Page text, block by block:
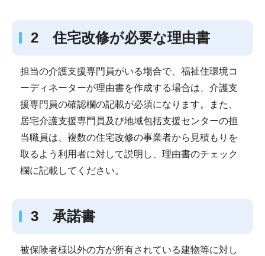
2 住宅改修が必要な理由書
担当の介護支援専門員がいる場合で、福祉住環境コ
ーディネーターが理由書を作成する場合は、介護支
援専門員の確認欄の記載が必須になります。また、
居宅介護支援専門員及び地域包括支援センターの担
当職員は、複数の住宅改修の事業者から見積もりを
取るよう利用者に対して説明し、理由書のチェック
欄に記載してください。
3 承諾書
被保険者様以外の方が所有されている建物等に対し